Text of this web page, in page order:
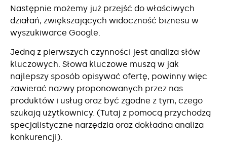
Następnie możemy już przejść do właściwych
działań, zwiększających widoczność biznesu w
wyszukiwarce Google.
Jedną z pierwszych czynności jest analiza słów
kluczowych. Słowa kluczowe muszą w jak
najlepszy sposób opisywać ofertę, powinny więc
zawierać nazwy proponowanych przez nas
produktów i usług oraz być zgodne z tym, czego
szukają użytkownicy. (Tutaj z pomocą przychodzą
specjalistyczne narzędzia oraz dokładna analiza
konkurencji).